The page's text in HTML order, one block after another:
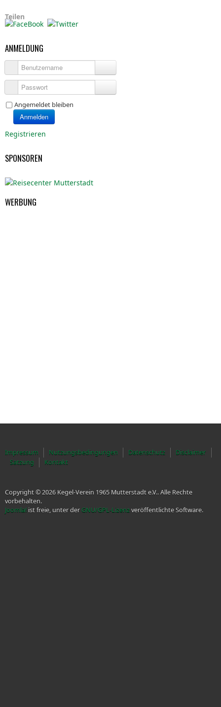
Teilen
ANMELDUNG
Benutzername
Passwort
Angemeldet bleiben
Anmelden
Registrieren
SPONSOREN
WERBUNG
Impressum Nutzungsbedingungen Datenschutz
Disclaimer
Satzung
Kontakt
Copyright © 2026 Kegel-Verein 1965 Mutterstadt e.V.. Alle Rechte
vorbehalten.
Joomla! ist freie, unter der GNU/GPL-Lizenzveröffentlichte Software.